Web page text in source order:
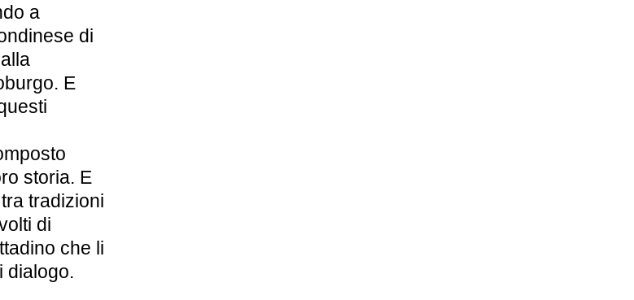
a
di
E
storia. E
tradizioni
di
che li
dialogo.